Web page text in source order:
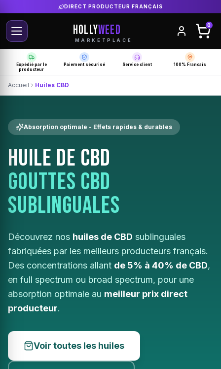
LIVRAISON GRATUITE SELON PRODUCTEUR
HOLLYWEED
MARKETPLACE
0
Expédié par le
producteur
Paiement sécurisé Service client 100% Francais
Accueil Huiles CBD
Absorption optimale - Effets rapides & durables
HUILE DE CBD
GOUTTES CBD
SUBLINGUALES
Découvrez nos huiles de CBD sublinguales
fabriquées par les meilleurs producteurs français.
Des concentrations allant de 5% à 40% de CBD,
en full spectrum ou broad spectrum, pour une
absorption optimale au meilleur prix direct
producteur.
Voir toutes les huiles